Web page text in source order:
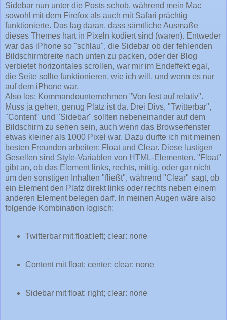
Sidebar nun unter die Posts schob, während mein Mac
sowohl mit dem Firefox als auch mit Safari prächtig
funktionierte. Das lag daran, dass sämtliche Ausmaße
dieses Themes hart in Pixeln kodiert sind (waren). Entweder
war das iPhone so "schlau", die Sidebar ob der fehlenden
Bildschirmbreite nach unten zu packen, oder der Blog
verbietet horizontales scrollen, war mir im Endeffekt egal,
die Seite sollte funktionieren, wie ich will, und wenn es nur
auf dem iPhone war.
Also los: Kommandounternehmen "Von fest auf relativ".
Muss ja gehen, genug Platz ist da. Drei Divs, "Twitterbar",
"Content" und "Sidebar" sollten nebeneinander auf dem
Bildschirm zu sehen sein, auch wenn das Browserfenster
etwas kleiner als 1000 Pixel war. Dazu durfte ich mit meinen
besten Freunden arbeiten: Float und Clear. Diese lustigen
Gesellen sind Style-Variablen von HTML-Elementen. "Float"
gibt an, ob das Element links, rechts, mittig, oder gar nicht
um den sonstigen Inhalten "fließt", während "Clear" sagt, ob
ein Element den Platz direkt links oder rechts neben einem
anderen Element belegen darf. In meinen Augen wäre also
folgende Kombination logisch:
Twitterbar mit float:left; clear: none
Content mit float: center; clear: none
Sidebar mit float: right; clear: none